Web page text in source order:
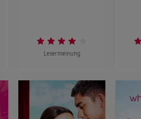
Lesermeinung